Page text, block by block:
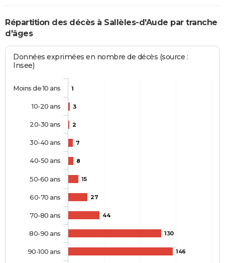
Répartition des décès à Sallèles-d'Aude par tranche
d'âges
Données exprimées en nombre de décès (source :
Insee)
1
3
2
7
8
15
27
44
130
146
Moins de 10 ans
10-20 ans
20-30 ans
30-40 ans
40-50 ans
50-60 ans
60-70 ans
70-80 ans
80-90 ans
90-100 ans